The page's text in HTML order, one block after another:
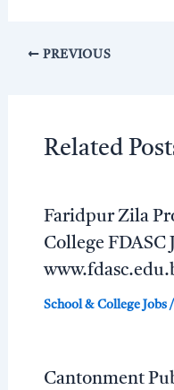
PREVIOUS
Related
Faridpur Zila
College FDASC
School & College Jobs/
Cantonment